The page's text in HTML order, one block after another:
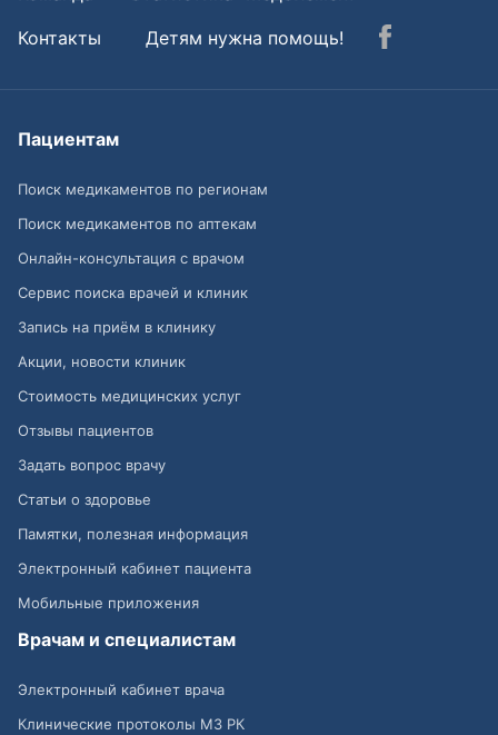
Контакты
Детям нужна помощь!
Пациентам
Поиск медикаментов по регионам
Поиск медикаментов по аптекам
Онлайн-консультация с врачом
Сервис поиска врачей и клиник
Запись на приём в клинику
Акции, новости клиник
Стоимость медицинских услуг
Отзывы пациентов
Задать вопрос врачу
Статьи о здоровье
Памятки, полезная информация
Электронный кабинет пациента
Мобильные приложения
Врачам и специалистам
Электронный кабинет врача
Клинические протоколы МЗ РК